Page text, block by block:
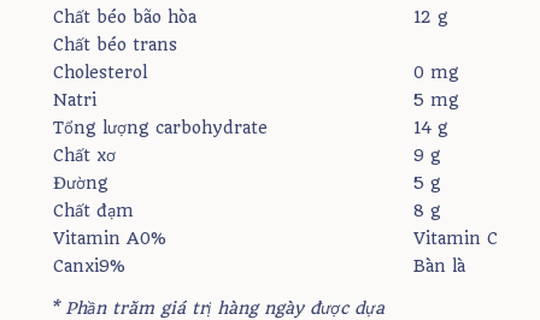
Chất béo bão hòa
12 g
Chất béo trans
Cholesterol
0 mg
Natri
5 mg
Tổng lượng carbohydrate
14 g
Chất xơ
9 g
Đường
5 g
Chất đạm
8 g
Vitamin A0%
Vitamin C
Canxi9%
Bàn là
* Phần trăm giá trị hàng ngày được dựa